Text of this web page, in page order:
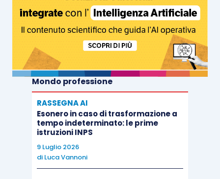
Mondo professione
RASSEGNA AI
Esonero in caso di trasformazione a
tempo indeterminato: le prime
istruzioni INPS
9 Luglio 2026
di Luca Vannoni